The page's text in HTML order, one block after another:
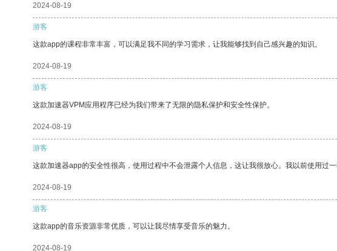
2024-08-19
游客
这款app的课程非常丰富，可以满足我不同的学习需求，让我能够找到自己感兴趣的知识。
2024-08-19
游客
这款加速器VPM应用程序已经为我们带来了无限的隐私保护和安全性保护。
2024-08-19
游客
这款加速器app的安全性很高，使用过程中不会泄露个人信息，这让我很放心。我以前使用过
2024-08-19
游客
这款app的音乐资源非常优质，可以让我尽情享受音乐的魅力。
2024-08-19